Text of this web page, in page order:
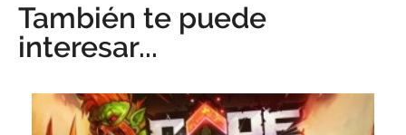
También te puede
interesar...